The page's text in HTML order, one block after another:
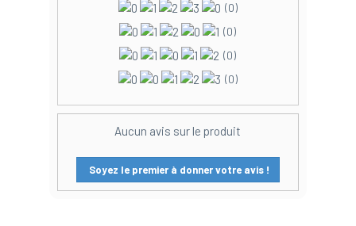
(0)
(0)
(0)
(0)
Aucun avis sur le produit
Soyez le premier à donner votre avis !